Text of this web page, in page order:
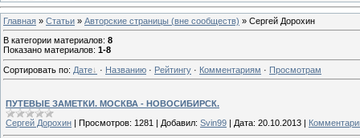
Главная » Статьи » Авторские страницы (вне сообществ) » Сергей Дорохин
В категории материалов: 8
Показано материалов: 1-8
Сортировать по: Дате · Названию · Рейтингу · Комментариям · Просмотрам
ПУТЕВЫЕ ЗАМЕТКИ. МОСКВА - НОВОСИБИРСК.
Сергей Дорохин
Просмотров: 1281 Добавил: Svin99 Дата: 20.10.2013